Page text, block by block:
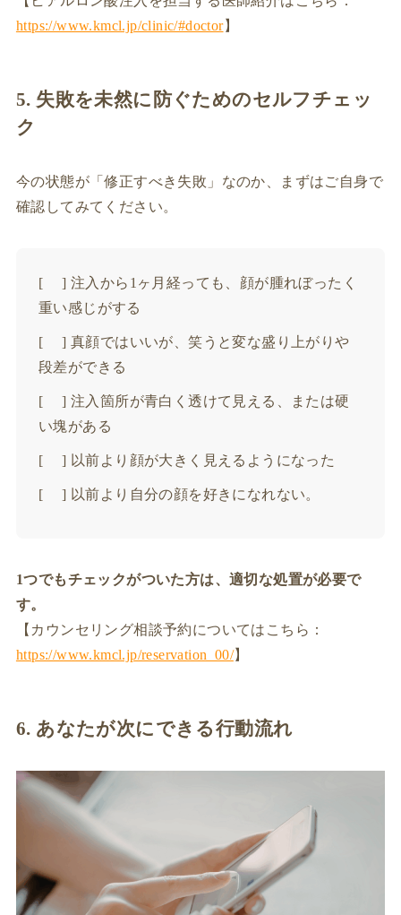
https://www.kmcl.jp/clinic/#doctor】
5. 失敗を未然に防ぐためのセルフチェッ
ク
今の状態が「修正すべき失敗」なのか、まずはご自身で
確認してみてください。
[ ] 注入から1ヶ月経っても、顔が腫れぼったく
重い感じがする
[ ] 真顔ではいいが、笑うと変な盛り上がりや
段差ができる
[ ] 注入箇所が青白く透けて見える、または硬
い塊がある
[ ] 以前より顔が大きく見えるようになった
[ ] 以前より自分の顔を好きになれない。
1つでもチェックがついた方は、適切な処置が必要で
す。
【カウンセリング相談予約についてはこちら：
https://www.kmcl.jp/reservation_00/】
6. あなたが次にできる行動流れ